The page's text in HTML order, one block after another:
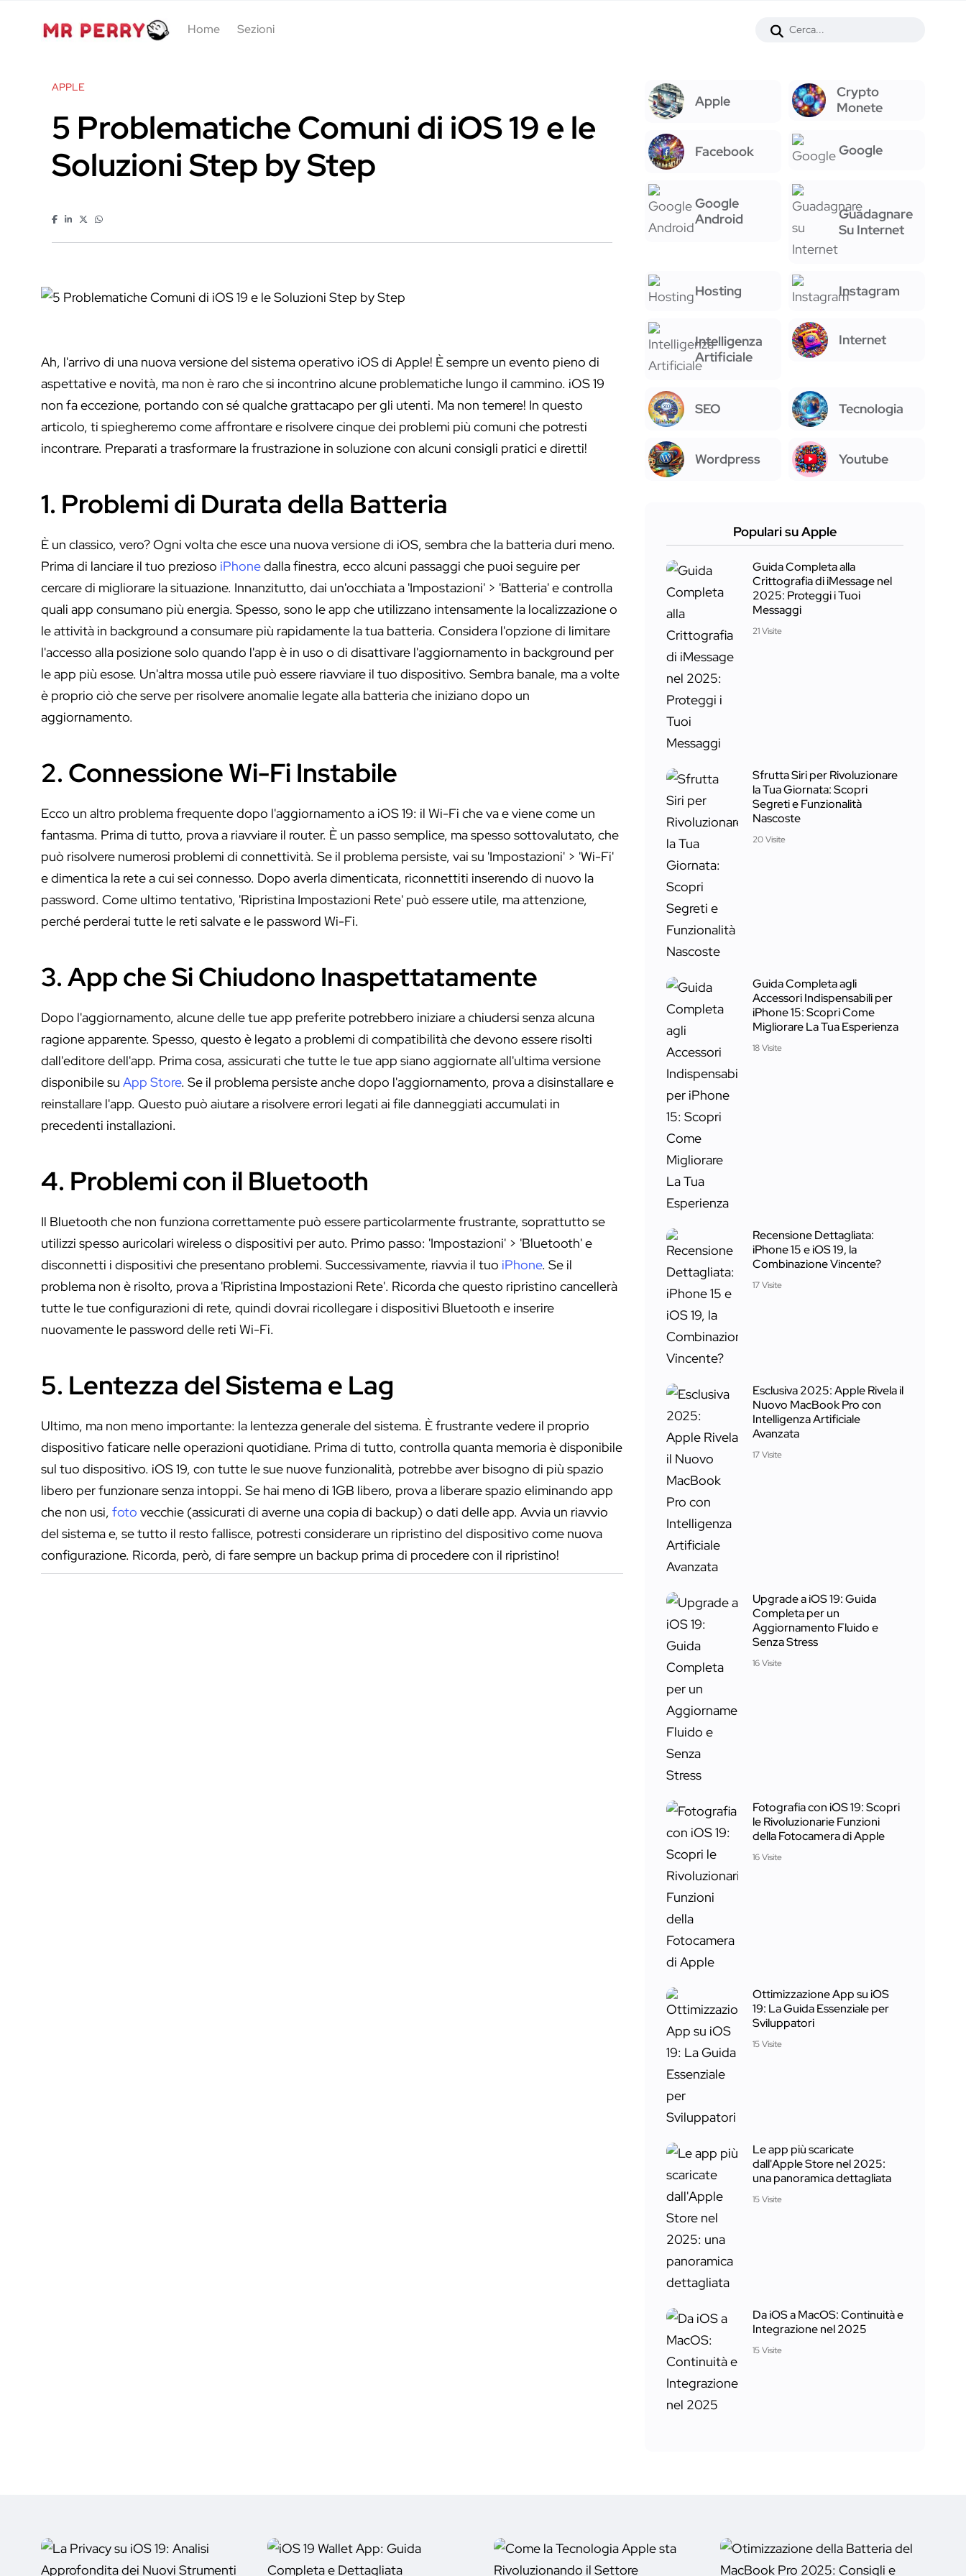
Home Sezioni
APPLE
5 Problematiche Comuni di iOS 19 e le
Soluzioni Step by Step
Ah, l'arrivo di una nuova versione del sistema operativo iOS di Apple! È sempre un evento pieno di
aspettative e novità, ma non è raro che si incontrino alcune problematiche lungo il cammino. iOS 19
non fa eccezione, portando con sé qualche grattacapo per gli utenti. Ma non temere! In questo
articolo, ti spiegheremo come affrontare e risolvere cinque dei problemi più comuni che potresti
incontrare. Preparati a trasformare la frustrazione in soluzione con alcuni consigli pratici e diretti!
1. Problemi di Durata della Batteria
È un classico, vero? Ogni volta che esce una nuova versione di iOS, sembra che la batteria duri meno.
Prima di lanciare il tuo prezioso iPhonedalla finestra, ecco alcuni passaggi che puoi seguire per
cercare di migliorare la situazione. Innanzitutto, dai un'occhiata a 'Impostazioni' > 'Batteria' e controlla
quali app consumano più energia. Spesso, sono le app che utilizzano intensamente la localizzazione o
le attività in background a consumare più rapidamente la tua batteria. Considera l'opzione di limitare
l'accesso alla posizione solo quando l'app è in uso o di disattivare l'aggiornamento in background per
le app più esose. Un'altra mossa utile può essere riavviare il tuo dispositivo. Sembra banale, ma a volte
è proprio ciò che serve per risolvere anomalie legate alla batteria che iniziano dopo un
aggiornamento.
2. Connessione Wi-Fi Instabile
Ecco un altro problema frequente dopo l'aggiornamento a iOS 19: il Wi-Fi che va e viene come un
fantasma. Prima di tutto, prova a riavviare il router. È un passo semplice, ma spesso sottovalutato, che
può risolvere numerosi problemi di connettività. Se il problema persiste, vai su 'Impostazioni' > 'Wi-Fi'
e dimentica la rete a cui sei connesso. Dopo averla dimenticata, riconnettiti inserendo di nuovo la
password. Come ultimo tentativo, 'Ripristina Impostazioni Rete' può essere utile, ma attenzione,
perché perderai tutte le reti salvate e le password Wi-Fi.
3. App che Si Chiudono Inaspettatamente
Dopo l'aggiornamento, alcune delle tue app preferite potrebbero iniziare a chiudersi senza alcuna
ragione apparente. Spesso, questo è legato a problemi di compatibilità che devono essere risolti
dall'editore dell'app. Prima cosa, assicurati che tutte le tue app siano aggiornate all'ultima versione
disponibile su App Store. Se il problema persiste anche dopo l'aggiornamento, prova a disinstallare e
reinstallare l'app. Questo può aiutare a risolvere errori legati ai file danneggiati accumulati in
precedenti installazioni.
4. Problemi con il Bluetooth
Il Bluetooth che non funziona correttamente può essere particolarmente frustrante, soprattutto se
utilizzi spesso auricolari wireless o dispositivi per auto. Primo passo: 'Impostazioni' > 'Bluetooth' e
disconnetti i dispositivi che presentano problemi. Successivamente, riavvia il tuo iPhone. Se il
problema non è risolto, prova a 'Ripristina Impostazioni Rete'. Ricorda che questo ripristino cancellerà
tutte le tue configurazioni di rete, quindi dovrai ricollegare i dispositivi Bluetooth e inserire
nuovamente le password delle reti Wi-Fi.
5. Lentezza del Sistema e Lag
Ultimo, ma non meno importante: la lentezza generale del sistema. È frustrante vedere il proprio
dispositivo faticare nelle operazioni quotidiane. Prima di tutto, controlla quanta memoria è disponibile
sul tuo dispositivo. iOS 19, con tutte le sue nuove funzionalità, potrebbe aver bisogno di più spazio
libero per funzionare senza intoppi. Se hai meno di 1GB libero, prova a liberare spazio eliminando app
che non usi, foto vecchie (assicurati di averne una copia di backup) o dati delle app. Avvia un riavvio
del sistema e, se tutto il resto fallisce, potresti considerare un ripristino del dispositivo come nuova
configurazione. Ricorda, però, di fare sempre un backup prima di procedere con il ripristino!
Apple
Crypto
Monete
Facebook Google
Google
Android
Guadagnare
Su Internet
Hosting Instagram
Intelligenza
Artificiale
Internet
SEO Tecnologia
Wordpress Youtube
Populari su Apple
Guida Completa alla
Crittografia di iMessage nel
2025: Proteggi i Tuoi
Messaggi
21 Visite
Sfrutta Siri per Rivoluzionare
la Tua Giornata: Scopri
Segreti e Funzionalità
Nascoste
20 Visite
Guida Completa agli
Accessori Indispensabili per
iPhone 15: Scopri Come
Migliorare La Tua Esperienza
18 Visite
Recensione Dettagliata:
iPhone 15 e iOS 19, la
Combinazione Vincente?
17 Visite
Esclusiva 2025: Apple Rivela il
Nuovo MacBook Pro con
Intelligenza Artificiale
Avanzata
17 Visite
Upgrade a iOS 19: Guida
Completa per un
Aggiornamento Fluido e
Senza Stress
16 Visite
Fotografia con iOS 19: Scopri
le Rivoluzionarie Funzioni
della Fotocamera di Apple
16 Visite
Ottimizzazione App su iOS
19: La Guida Essenziale per
Sviluppatori
15 Visite
Le app più scaricate
dall'Apple Store nel 2025:
una panoramica dettagliata
15 Visite
Da iOS a MacOS: Continuità e
Integrazione nel 2025
15 Visite